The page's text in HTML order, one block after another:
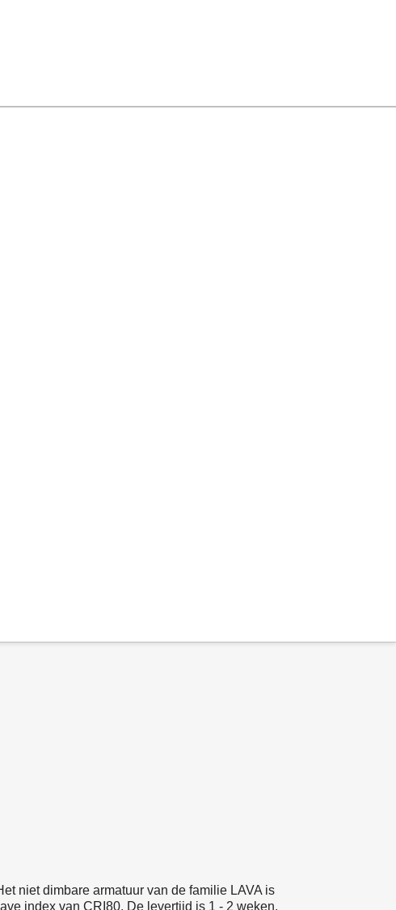
niet dimbare armatuur van de familie LAVA is
index van CRI80. De levertijd is 1 - 2 weken.